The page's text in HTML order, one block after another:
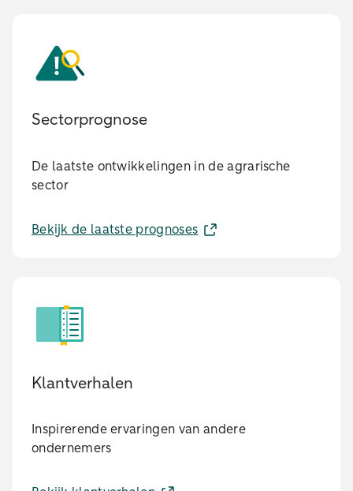
Sectorprognose
De laatste ontwikkelingen in de agrarische
sector
Bekijk de laatste prognoses
Klantverhalen
Inspirerende ervaringen van andere
ondernemers